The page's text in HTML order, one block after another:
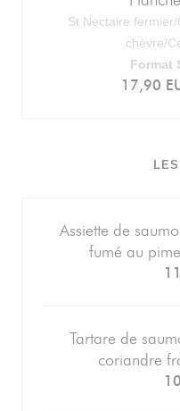
St Nectaire
chèvre/
17,90
Format
Assiette de
fumé au
Tartare de
coriandre